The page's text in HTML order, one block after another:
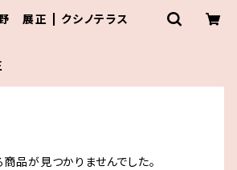
展正 | クシノテラス
品が見つかりませんでした。